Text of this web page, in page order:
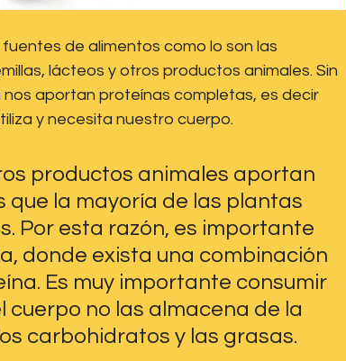
de alimentos como lo son las
lácteos y otros productos animales. Sin
aportan proteínas completas, es decir
y necesita nuestro cuerpo.
productos animales aportan
la mayoría de las plantas
Por esta razón, es importante
donde exista una combinación
Es muy importante consumir
no las almacena de la
carbohidratos y las grasas.